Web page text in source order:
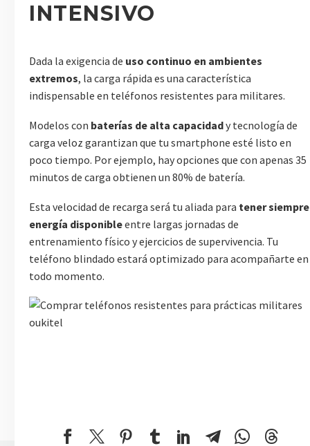
INTENSIVO
Dada la exigencia de uso continuo en ambientes
extremos, la carga rápida es una característica
indispensable en teléfonos resistentes para militares.
Modelos con baterías de alta capacidady tecnología de
carga veloz garantizan que tu smartphone esté listo en
poco tiempo. Por ejemplo, hay opciones que con apenas 35
minutos de carga obtienen un 80% de batería.
Esta velocidad de recarga será tu aliada para tener siempre
energía disponibleentre largas jornadas de
entrenamiento físico y ejercicios de supervivencia. Tu
teléfono blindado estará optimizado para acompañarte en
todo momento.